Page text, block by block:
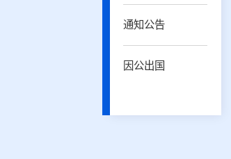
通知公告
因公出国